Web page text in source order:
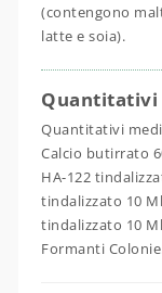
(contengono
latte e soia).
Quantitativi
Quantitativi
Calcio butirrato
HA-122
tindalizzato 10
tindalizzato 10
Formanti